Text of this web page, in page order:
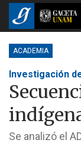
ACADEMIA
Investigación
Se analizó el